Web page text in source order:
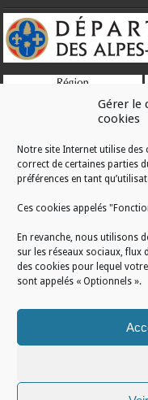
Gérer le
cookies
Notre site Internet utilise
correct de certaines parties
préférences en tant
Ces cookies appelés
En revanche, nous utilisons
sur les réseaux sociaux, flux
des cookies pour lequel
sont appelés « Optionnels ».
RÉALISATION